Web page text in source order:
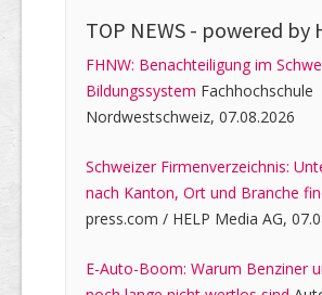
TOP NEWS - powered by
FHNW: Benachteiligung im
Bildungssystem Fachhochschule
Nordwestschweiz, 07.08.2026
Schweizer Firmenverzeichnis:
nach Kanton, Ort und Branche
press.com / HELP Media AG,
E-Auto-Boom: Warum Benziner